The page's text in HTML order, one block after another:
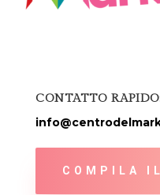
CONTATTO
COMPILA